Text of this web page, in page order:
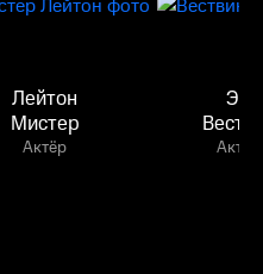
Лейтон
Мистер
Актёр
Эд
Актёр